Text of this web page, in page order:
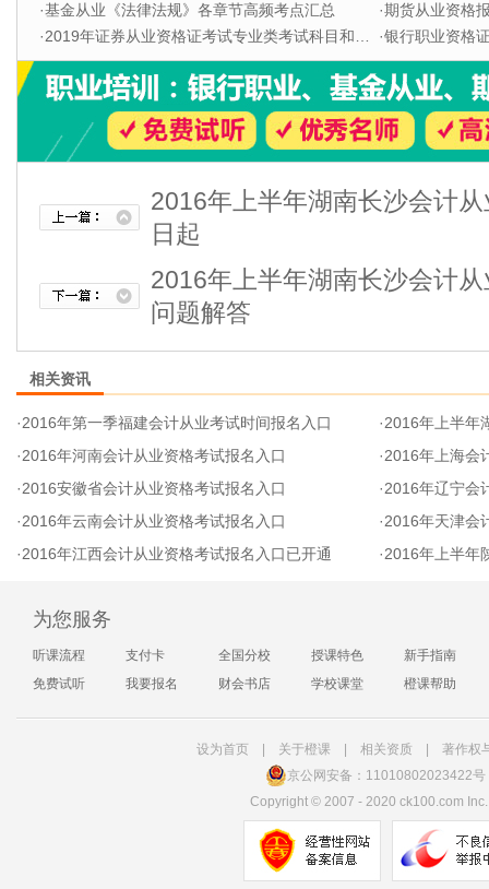
·基金从业《法律法规》各章节高频考点汇总 ·期货从业资格
·2019年证券从业资格证考试专业类考试科目和题型 ·银行职业资格证
2016年上半年湖南长沙会计
日起
2016年上半年湖南长沙会计
问题解答
相关资讯
·2016年第一季福建会计从业考试时间报名入口 ·2016年上半年
·2016年河南会计从业资格考试报名入口 ·2016年上海会
·2016安徽省会计从业资格考试报名入口 ·2016年辽宁会
·2016年云南会计从业资格考试报名入口 ·2016年天津会
·2016年江西会计从业资格考试报名入口已开通 ·2016年上半年
为您服务
听课流程 支付卡 全国分校 授课特色
新手指南
免费试听
我要报名 财会书店 学校课堂 橙课帮助
设为首页| 关于橙课| 相关资质
著作权
京公网安备：11010802023422号
Copyright ©2007 - 2020 ck100.com